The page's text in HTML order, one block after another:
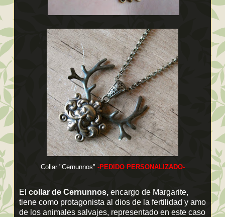
Collar "Cernunnos" -PEDIDO PERSONALIZADO-
El collar de Cernunnos, encargo de Margarite,
tiene como protagonista al dios de la fertilidad y amo
de los animales salvajes, representado en este caso